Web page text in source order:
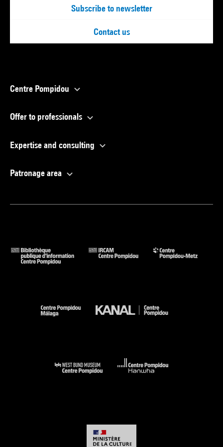
Subscribe to newsletter
Contact us
Centre Pompidou
Offer to professionals
Expertise and consulting
Patronage area